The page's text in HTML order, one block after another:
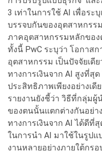
3 เท่าในการใช้ AI เพื่อระ
บรรจบกันของอุตสาหกรร
ภาคอุตสาหกรรมหลักขอ
ทั้งนี้ PwC ระบุว่า โอกาส
อุตสาหกรรม เป็นปัจจัยเดี
ทางการเงินจาก AI สูงที่สุ
ประสิทธิภาพเพียงอย่างเดี
รายงานยังชี้ว่า วิธีที่กลุ่ม
ของตนนั้นแตกต่างกันอย่
ทางการเงินจาก AI ได้ดีที่
ในการนำ AI มาใช้ในรูปแ
งานหลายอย่างภายใต้กรอ